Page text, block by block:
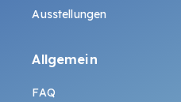
Ausstellungen
Allgemein
FAQ